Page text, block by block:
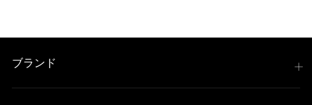
ブランド